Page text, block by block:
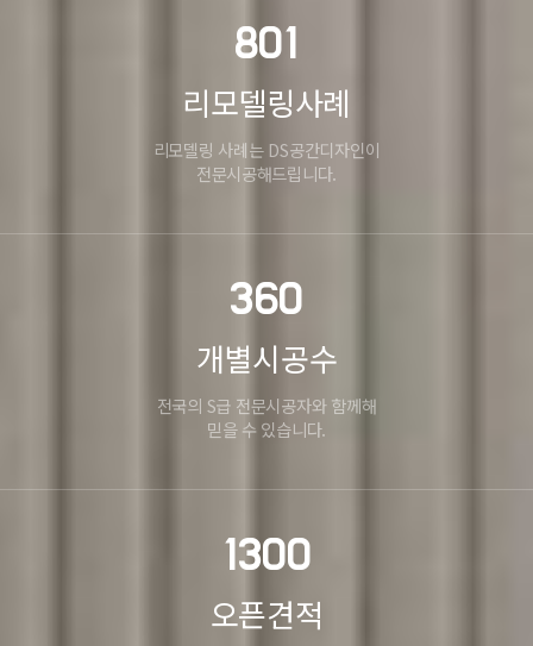
801
리모델링사례
리모델링 사례는 DS공간디자인이
전문시공해드립니다.
360
개별시공수
전국의 S급 전문시공자와 함께해
믿을 수 있습니다.
1300
오픈견적